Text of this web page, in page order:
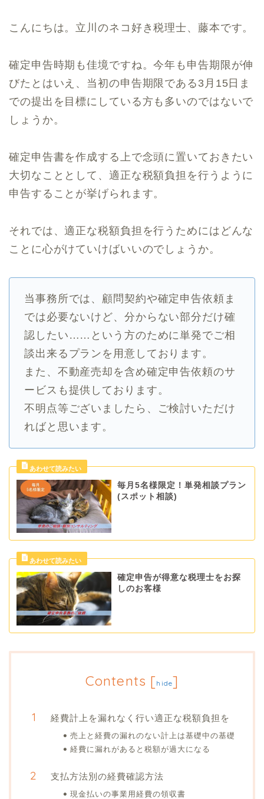
こんにちは。立川のネコ好き税理士、藤本です。
確定申告時期も佳境ですね。今年も申告期限が伸
びたとはいえ、当初の申告期限である3月15日ま
での提出を目標にしている方も多いのではないで
しょうか。
確定申告書を作成する上で念頭に置いておきたい
大切なこととして、適正な税額負担を行うように
申告することが挙げられます。
それでは、適正な税額負担を行うためにはどんな
ことに心がけていけばいいのでしょうか。
当事務所では、顧問契約や確定申告依頼ま
では必要ないけど、分からない部分だけ確
認したい……という方のために単発でご相
談出来るプランを用意しております。
また、不動産売却を含め確定申告依頼のサ
ービスも提供しております。
不明点等ございましたら、ご検討いただけ
ればと思います。
毎月5名様限定！単発相談プラン
(スポット相談)
確定申告が得意な税理士をお探
しのお客様
Contents [hide]
経費計上を漏れなく行い適正な税額負担を
売上と経費の漏れのない計上は基礎中の基礎
経費に漏れがあると税額が過大になる
支払方法別の経費確認方法
現金払いの事業用経費の領収書